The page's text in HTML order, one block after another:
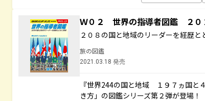
Ｗ０２ 世界の指導者図鑑 ２０
２０８の国と地域のリーダーを経歴と
旅の図鑑
2021.03.18 発売
『世界244の国と地域 １９７ヵ国と
き方」の図鑑シリーズ第２弾が登場！